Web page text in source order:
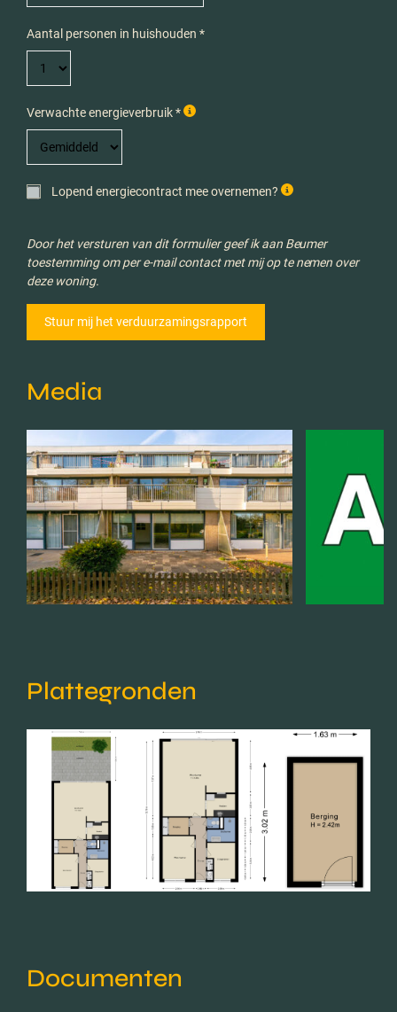
Aantal personen in huishouden *
Verwachte energieverbruik *
Lopend energiecontract mee overnemen?
Door het versturen van dit formulier geef ik aan Beumer
toestemming om per e-mail contact met mij op te nemen over
deze woning.
Media
Plattegronden
Documenten